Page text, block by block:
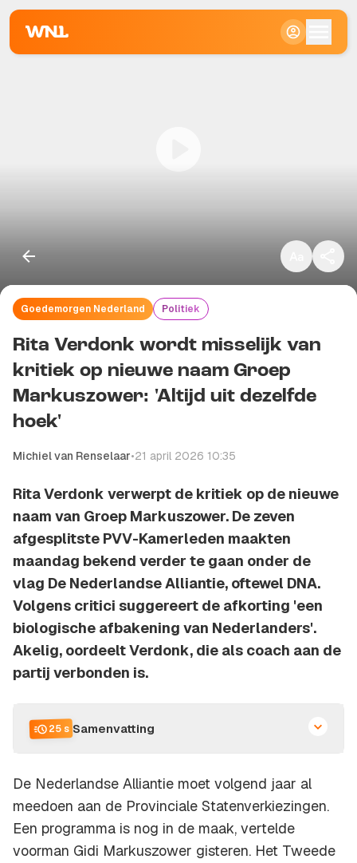
Goedemorgen Nederland Politiek
Rita Verdonk wordt misselijk van
kritiek op nieuwe naam Groep
Markuszower: 'Altijd uit dezelfde
hoek'
Michiel van Renselaar•21 april 2026 10:35
Rita Verdonk verwerpt de kritiek op de nieuwe
naam van Groep Markuszower. De zeven
afgesplitste PVV-Kamerleden maakten
maandag bekend verder te gaan onder de
vlag De Nederlandse Alliantie, oftewel DNA.
Volgens critici suggereert de afkorting 'een
biologische afbakening van Nederlanders'.
Akelig, oordeelt Verdonk, die als coach aan de
partij verbonden is.
25 s Samenvatting
De Nederlandse Alliantie moet volgend jaar al
meedoen aan de Provinciale Statenverkiezingen.
Een programma is nog in de maak, vertelde
voorman Gidi Markuszower gisteren. Het Tweede